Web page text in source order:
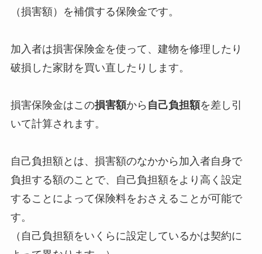
（損害額）を補償する保険金です。
加入者は損害保険金を使って、建物を修理したり
破損した家財を買い直したりします。
損害保険金はこの損害額から 自己負担額を差し引
いて計算されます。
自己負担額とは、損害額のなかから加入者自身で
負担する額のことで、自己負担額をより高く設定
することによって保険料をおさえることが可能で
す。
（自己負担額をいくらに設定しているかは契約に